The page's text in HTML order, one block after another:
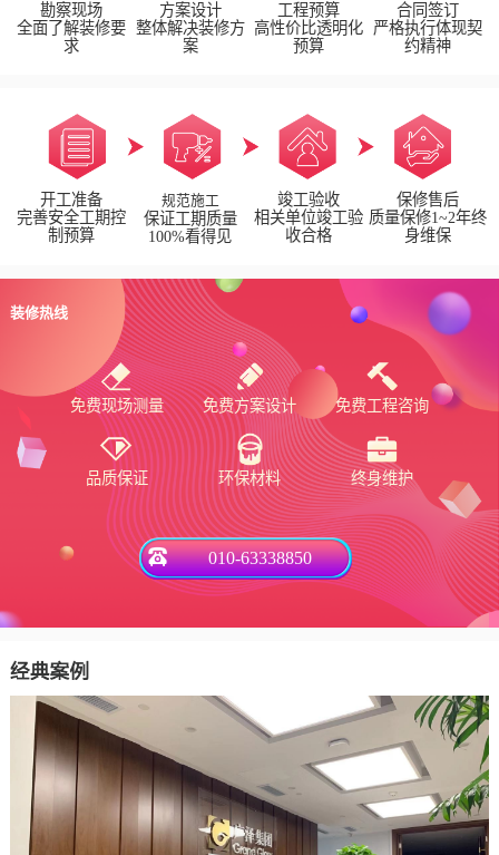
勘察现场
全面了解装修要
求
方案设计
整体解决装修方
案
工程预算
高性价比透明化
预算
合同签订
严格执行体现契
约精神
开工准备
完善安全工期控
制预算
规范施工
保证工期质量
100%看得见
竣工验收
相关单位竣工验
收合格
保修售后
质量保修1~2年终
身维保
装修热线
免费现场测量 免费方案设计 免费工程咨询
品质保证 环保材料 终身维护
010-63338850